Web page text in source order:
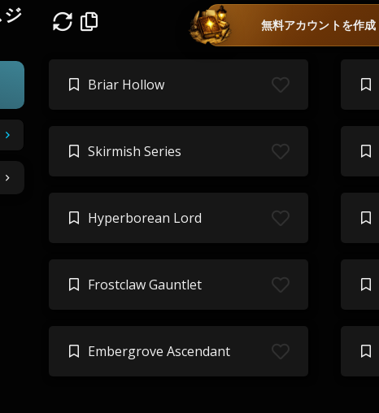
無料アカウントを作成
Briar Hollow
Skirmish Series
Hyperborean Lord
Frostclaw Gauntlet
Embergrove Ascendant